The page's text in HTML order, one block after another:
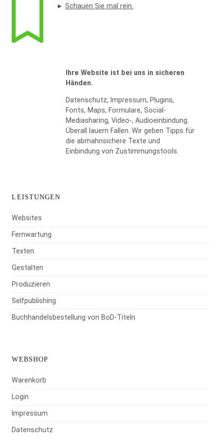
►Schauen Sie mal rein.
Ihre Website ist bei uns in sicheren
Händen.
Datenschutz, Impressum, Plugins,
Fonts, Maps, Formulare, Social-
Mediasharing, Video-, Audioeinbindung.
Überall lauern Fallen. Wir geben Tipps für
die abmahnsichere Texte und
Einbindung von Zustimmungstools.
LEISTUNGEN
Websites
Fernwartung
Texten
Gestalten
Produzieren
Selfpublishing
Buchhandelsbestellung von BoD-Titeln
WEBSHOP
Warenkorb
Login
Impressum
Datenschutz
WIDERRUF BESTÄTIGEN